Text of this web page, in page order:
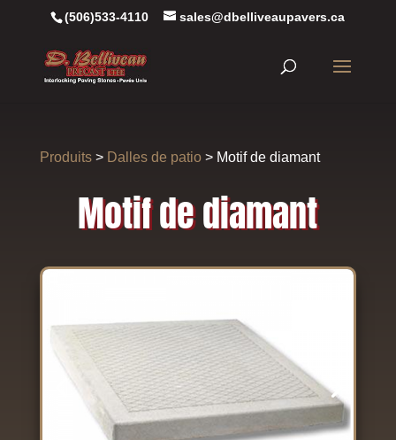
(506)533-4110 sales@dbelliveaupavers.ca
Produits> Dalles de patio > Motif de diamant
Motif de diamant